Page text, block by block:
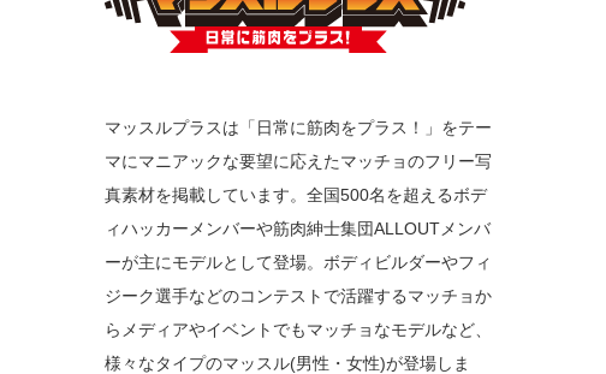
マッスルプラスは「日常に筋肉をプラス！」をテー
マにマニアックな要望に応えたマッチョのフリー写
真素材を掲載しています。全国500名を超えるボデ
ィハッカーメンバーや筋肉紳士集団ALLOUTメンバ
ーが主にモデルとして登場。ボディビルダーやフィ
ジーク選手などのコンテストで活躍するマッチョか
らメディアやイベントでもマッチョなモデルなど、
様々なタイプのマッスル(男性・女性)が登場しま